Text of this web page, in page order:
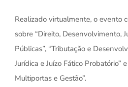
Realizado virtualmente, o evento
sobre “Direito, Desenvolvimento,
Públicas”, “Tributação e
Jurídica e Juízo Fático Probatório”
Multiportas e Gestão”.